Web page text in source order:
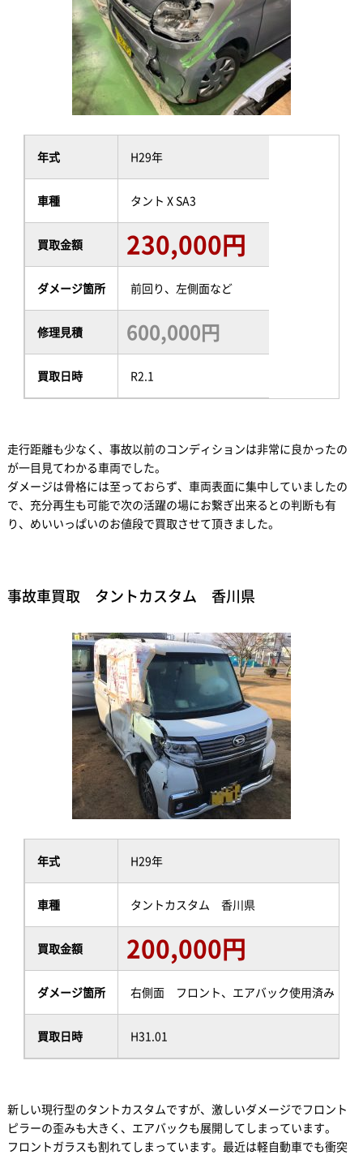
年式 H29年
車種 タント X SA3
買取金額 230,000円
ダメージ箇所 前回り、左側面など
修理見積 600,000円
買取日時 R2.1
走行距離も少なく、事故以前のコンディションは非常に良かったの
が一目見てわかる車両でした。
ダメージは骨格には至っておらず、車両表面に集中していましたの
で、充分再生も可能で次の活躍の場にお繋ぎ出来るとの判断も有
り、めいいっぱいのお値段で買取させて頂きました。
事故車買取 タントカスタム 香川県
年式 H29年
車種 タントカスタム 香川県
買取金額 200,000円
ダメージ箇所 右側面 フロント、エアバック使用済み
買取日時 H31.01
新しい現行型のタントカスタムですが、激しいダメージでフロント
ピラーの歪みも大きく、エアバックも展開してしまっています。
フロントガラスも割れてしまっています。最近は軽自動車でも衝突